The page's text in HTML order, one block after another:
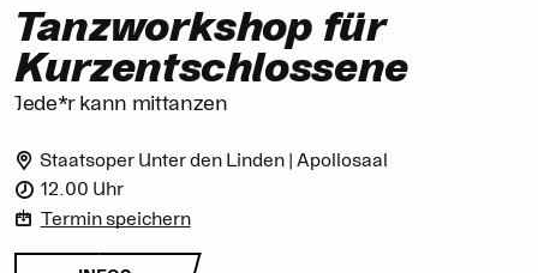
Staatsoper Unter den Linden | Apollosaal
12.00 Uhr
Termin speichern
Tanzworkshop für
Kurzentschlossene
Jede*r kann mittanzen